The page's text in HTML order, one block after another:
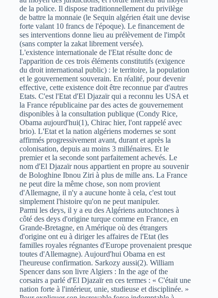
de la police. Il dispose traditionnellement du privilège
de battre la monnaie (le Sequin algérien était une devise
forte valant 10 francs de l'époque). Le financement de
ses interventions donne lieu au prélèvement de l'impôt
(sans compter la zakat librement versée).
L'existence internationale de l'Etat résulte donc de
l'apparition de ces trois éléments constitutifs (exigence
du droit international public) : le territoire, la population
et le gouvernement souverain. En réalité, pour devenir
effective, cette existence doit être reconnue par d'autres
Etats. C'est l'Etat d'El Djazaïr qui a reconnu les USA et
la France républicaine par des actes de gouvernement
disponibles à la consultation publique (Condy Rice,
Obama aujourd'hui(1), Chirac hier, l'ont rappelé avec
brio). L'Etat et la nation algériens modernes se sont
affirmés progressivement avant, durant et après la
colonisation, depuis au moins 3 millénaires. Et le
premier et la seconde sont parfaitement achevés. Le
nom d'El Djazaïr nous appartient en propre au souvenir
de Bologhine Ibnou Ziri à plus de mille ans. La France
ne peut dire la même chose, son nom provient
d'Allemagne, il n'y a aucune honte à cela, c'est tout
simplement l'histoire qu'on ne peut manipuler.
Parmi les deys, il y a eu des Algériens autochtones à
côté des deys d'origine turque comme en France, en
Grande-Bretagne, en Amérique où des étrangers
d'origine ont eu à diriger les affaires de l'Etat (les
familles royales régnantes d'Europe provenaient presque
toutes d'Allemagne). Aujourd'hui Obama en est
l'heureuse confirmation. Sarkozy aussi(2). William
Spencer dans son livre Algiers : In the age of the
corsairs a parlé d'El Djazaïr en ces termes : « C'était une
nation forte à l'intérieur, unie, studieuse et disciplinée. »